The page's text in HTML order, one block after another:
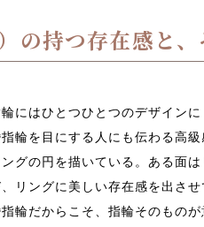
の持つ存在感と、
にはひとつひとつのデザイン
輪を目にする人にも伝わる高
グの円を描いている。ある面
リングに美しい存在感を出させ
輪だからこそ、指輪そのもの